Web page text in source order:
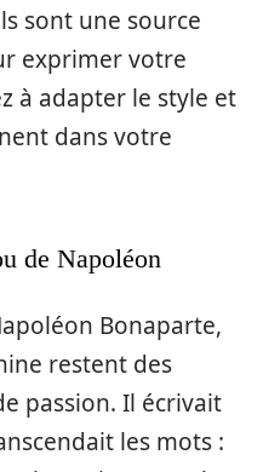
sont une source
exprimer votre
à adapter le style et
dans votre
de Napoléon
Bonaparte,
restent des
passion. Il écrivait
les mots :